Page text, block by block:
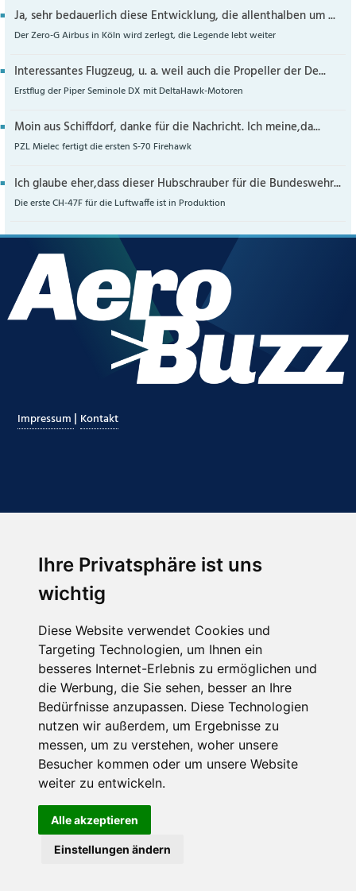
Ihre Privatsphäre ist uns
wichtig
Diese Website verwendet Cookies und
Targeting Technologien, um Ihnen ein
besseres Internet-Erlebnis zu ermöglichen und
die Werbung, die Sie sehen, besser an Ihre
Bedürfnisse anzupassen. Diese Technologien
nutzen wir außerdem, um Ergebnisse zu
messen, um zu verstehen, woher unsere
Besucher kommen oder um unsere Website
weiter zu entwickeln.
Alle akzeptieren
Einstellungen ändern
Ja, sehr bedauerlich diese Entwicklung, die allenthalben um ...
Der Zero-G Airbus in Köln wird zerlegt, die Legende lebt weiter
Interessantes Flugzeug, u. a. weil auch die Propeller der De...
Erstflug der Piper Seminole DX mit DeltaHawk-Motoren
Moin aus Schiffdorf, danke für die Nachricht. Ich meine,da...
PZL Mielec fertigt die ersten S-70 Firehawk
Ich glaube eher,dass dieser Hubschrauber für die Bundeswehr...
Die erste CH-47F für die Luftwaffe ist in Produktion
Impressum | Kontakt
Hier finden Sie uns auch
Abonnieren Sie unseren Newsletter
Email*